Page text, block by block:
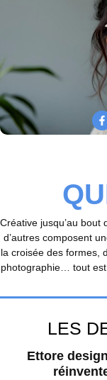
Créative jusqu’au bout
d’autres composent
la croisée des formes,
photographie… tout est
LES
Ettore